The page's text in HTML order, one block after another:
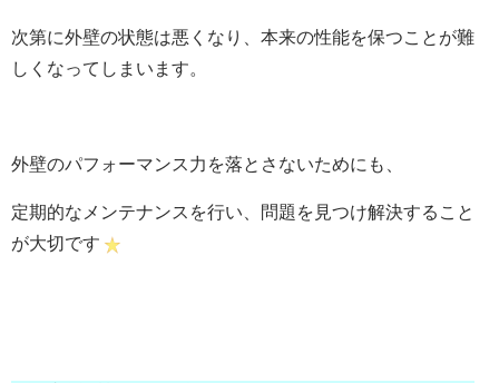
次第に外壁の状態は悪くなり、本来の性能を保つことが難
しくなってしまいます。
外壁のパフォーマンス力を落とさないためにも、
定期的なメンテナンスを行い、問題を見つけ解決すること
が大切です